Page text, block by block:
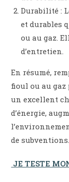
Durabilité :
et durables
ou au gaz.
d’entretien.
En résumé,
fioul ou au gaz
un excellent
d’énergie,
de subventions.
JE TESTE